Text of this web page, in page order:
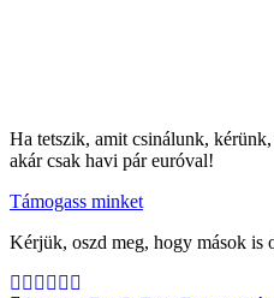
Ha tetszik, amit csinálunk,
akár csak havi pár euróval!
Támogass minket
Kérjük, oszd meg, hogy mások is